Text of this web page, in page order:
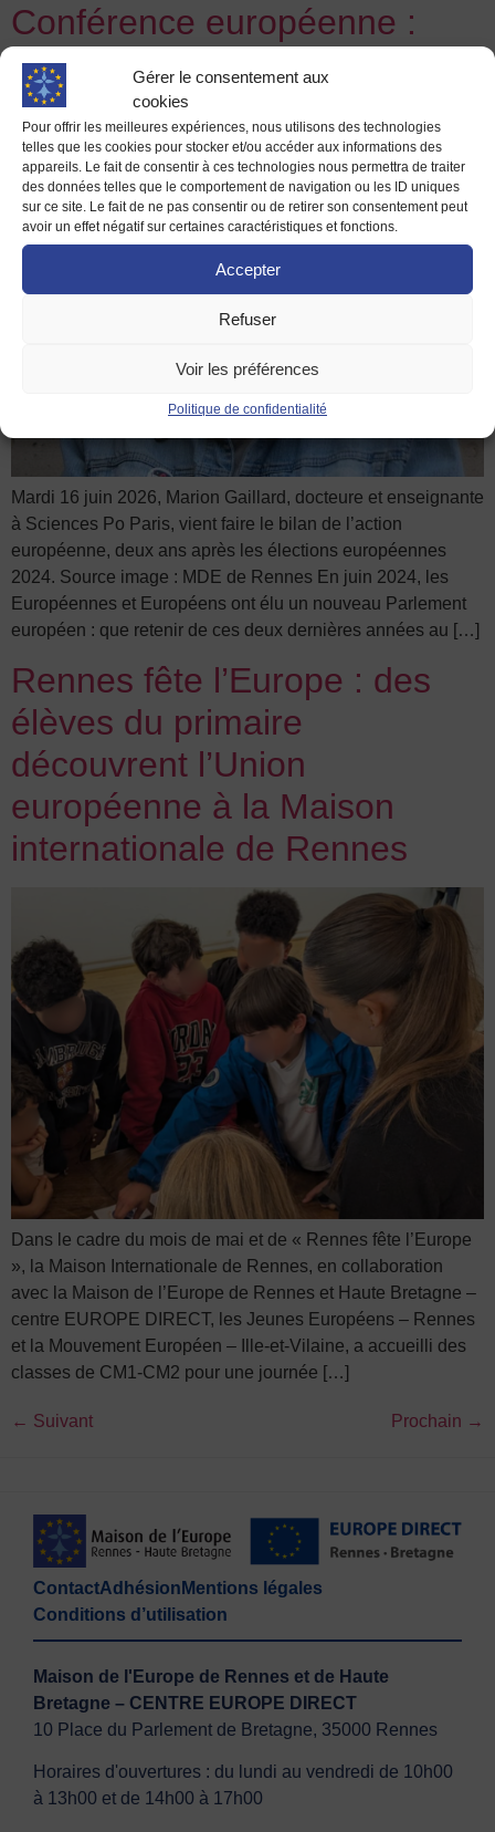
Gérer le consentement aux
cookies
Pour offrir les meilleures expériences, nous utilisons des technologies
telles que les cookies pour stocker et/ou accéder aux informations des
appareils. Le fait de consentir à ces technologies nous permettra de traiter
des données telles que le comportement de navigation ou les ID uniques
sur ce site. Le fait de ne pas consentir ou de retirer son consentement peut
avoir un effet négatif sur certaines caractéristiques et fonctions.
Accepter
Refuser
Voir les préférences
Politique de confidentialité
Conférence européenne :
Marion Gaillard est notre
invitée !
Mardi 16 juin 2026, Marion Gaillard, docteure et enseignante
à Sciences Po Paris, vient faire le bilan de l’action
européenne, deux ans après les élections européennes
2024. Source image : MDE de Rennes En juin 2024, les
Européennes et Européens ont élu un nouveau Parlement
européen : que retenir de ces deux dernières années au […]
Rennes fête l’Europe : des
élèves du primaire
découvrent l’Union
européenne à la Maison
internationale de Rennes
Dans le cadre du mois de mai et de « Rennes fête l’Europe
», la Maison Internationale de Rennes, en collaboration
avec la Maison de l’Europe de Rennes et Haute Bretagne –
centre EUROPE DIRECT, les Jeunes Européens – Rennes
et la Mouvement Européen – Ille-et-Vilaine, a accueilli des
classes de CM1-CM2 pour une journée […]
← Suivant Prochain →
ContactAdhésion Mentions légales
Conditions d’utilisation
Maison de l'Europe de Rennes et de Haute
Bretagne – CENTRE EUROPE DIRECT
10 Place du Parlement de Bretagne, 35000 Rennes
Horaires d'ouvertures : du lundi au vendredi de 10h00
à 13h00 et de 14h00 à 17h00